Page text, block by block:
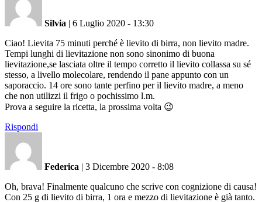
Silvia | 6 Luglio 2020 - 13:30
Ciao! Lievita 75 minuti perché è lievito di birra, non lievito madre.
Tempi lunghi di lievitazione non sono sinonimo di buona
lievitazione,se lasciata oltre il tempo corretto il lievito collassa su sé
stesso, a livello molecolare, rendendo il pane appunto con un
saporaccio. 14 ore sono tante perfino per il lievito madre, a meno
che non utilizzi il frigo o pochissimo l.m.
Prova a seguire la ricetta, la prossima volta 😉
Rispondi
Federica | 3 Dicembre 2020 - 8:08
Oh, brava! Finalmente qualcuno che scrive con cognizione di causa!
Con 25 g di lievito di birra, 1 ora e mezzo di lievitazione è già tanto.